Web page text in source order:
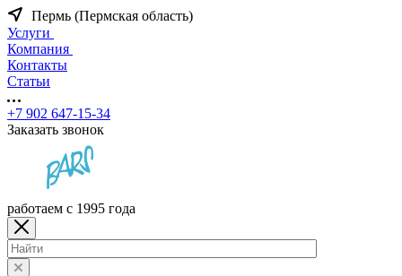
Пермь (Пермская область)
Услуги
Компания
Контакты
Статьи
+7 902 647-15-34
Заказать звонок
работаем с 1995 года